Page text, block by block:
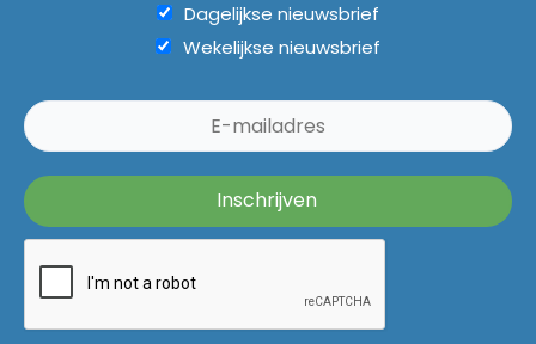
Dagelijkse nieuwsbrief
Wekelijkse nieuwsbrief